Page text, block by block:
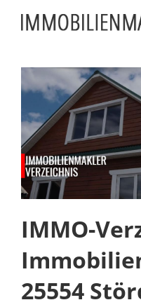
content
IMMO-
25554